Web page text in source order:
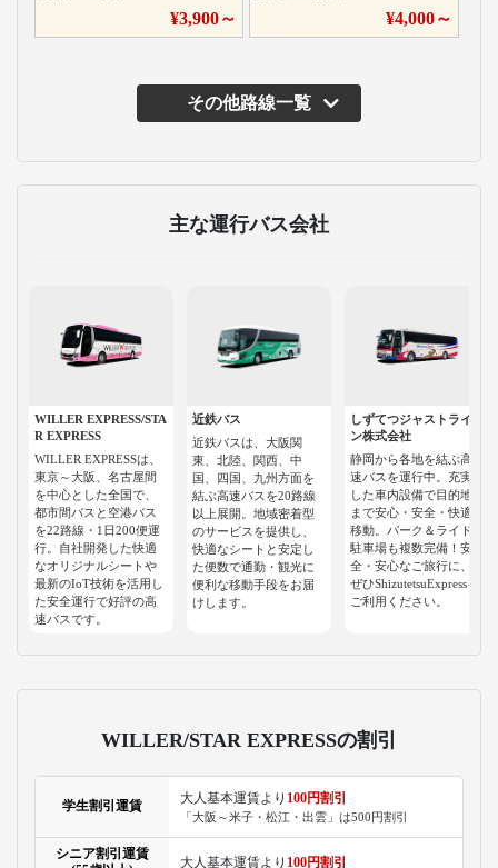
¥3,900～ ¥4,000～
その他路線一覧
主な運行バス会社
WILLER EXPRESS/STA
R EXPRESS
WILLER EXPRESSは、
東京～大阪、名古屋間
を中心とした全国で、
都市間バスと空港バス
を22路線・1日200便運
行。自社開発した快適
なオリジナルシートや
最新のIoT技術を活用し
た安全運行で好評の高
速バスです。
近鉄バス
近鉄バスは、大阪関
東、北陸、関西、中
国、四国、九州方面を
結ぶ高速バスを20路線
以上展開。地域密着型
のサービスを提供し、
快適なシートと安定し
た便数で通勤・観光に
便利な移動手段をお届
けします。
しずてつジャストライ
ン株式会社
静岡から各地を結ぶ高
速バスを運行中。充実
した車内設備で目的地
まで安心・安全・快適
移動。パーク＆ライド
駐車場も複数完備！安
全・安心なご旅行に、
ぜひShizutetsuExpressを
ご利用ください。
WILLER/STAR EXPRESSの割引
学生割引運賃
大人基本運賃より 100円割引
「大阪～米子・松江・出雲」は500円割引
シニア割引運賃
大人基本運賃より 100円割引